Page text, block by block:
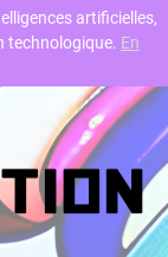
artificielles,
technologique. En